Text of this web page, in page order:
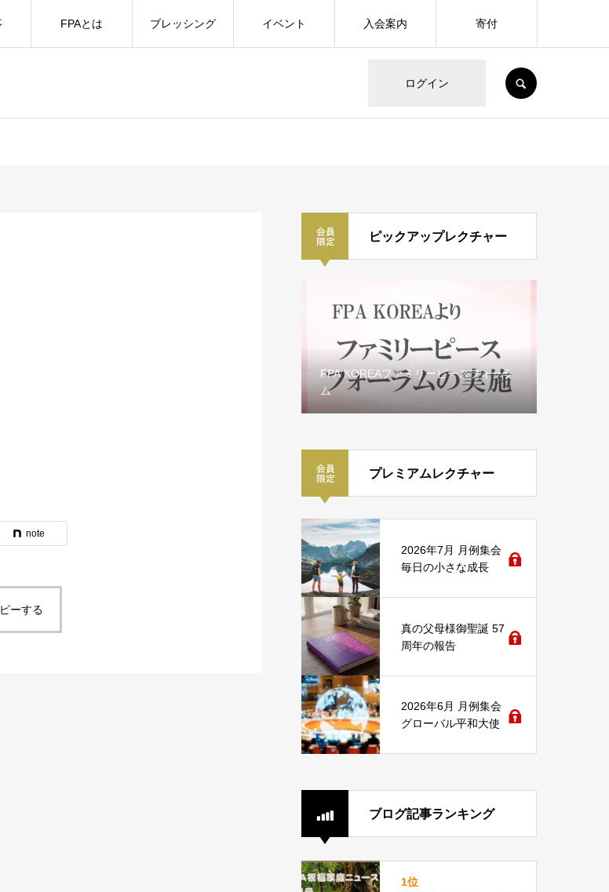
ログイン
FPAとは ブレッシング イベント 入会案内 寄付
note
ーする
ピックアップレクチャー
FPA KOREAファミリーピースフォーラ
ム
プレミアムレクチャー
2026年7月 月例集会
毎日の小さな成長
真の父母様御聖誕 57
周年の報告
2026年6月 月例集会
グローバル平和大使
ブログ記事ランキング
1位